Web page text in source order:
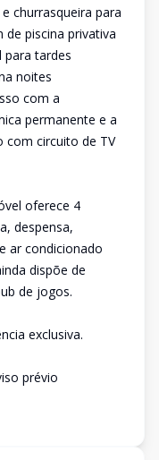
churrasqueira para
piscina privativa
tardes
noites
com a
permanente e a
com circuito de TV
oferece 4
despensa,
ar condicionado
dispõe de
de jogos.
exclusiva.
prévio